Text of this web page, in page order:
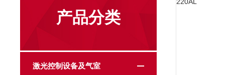
产品分类
激光控制设备及气室